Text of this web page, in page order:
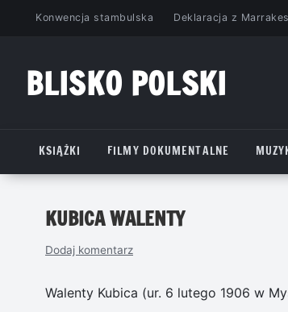
PrzejdźKonwencja stambulska Deklaracja z
BLISKO POLSKI
KSIĄŻKI
FILMY DOKUMENTALNE
KUBICA WALENTY
Dodaj komentarz
Walenty Kubica (ur. 6 lutego 1906 w